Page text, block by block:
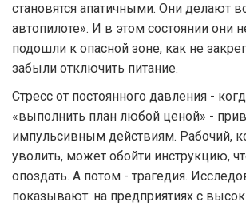
становятся апатичными. Они делают
автопилоте». И в этом состоянии они
подошли к опасной зоне, как не
забыли отключить питание.
Стресс от постоянного давления -
«выполнить план любой ценой» -
импульсивным действиям. Рабочий,
уволить, может обойти инструкцию,
опоздать. А потом - трагедия.
показывают: на предприятиях с